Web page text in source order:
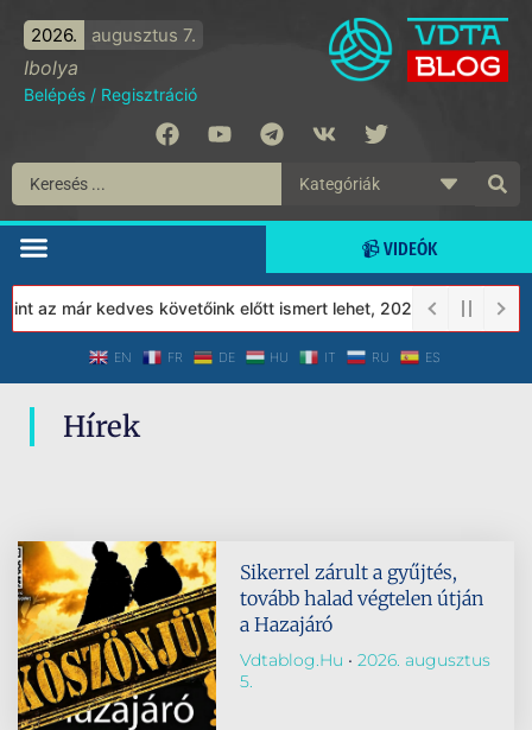
2026. augusztus 7.
Ibolya
Belépés / Regisztráció
📹 VIDEÓK
az már kedves követőink előtt ismert lehet, 2023-tól a Védett
EN FR DE HU IT RU ES
Hírek
Sikerrel zárult a gyűjtés,
tovább halad végtelen útján
a Hazajáró
Vdtablog.hu
2026. augusztus
5.